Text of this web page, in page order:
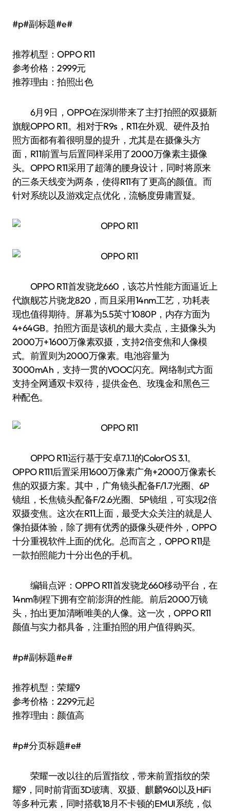
#p#副标题#e#
推荐机型：OPPO R11
参考价格：2999元
推荐理由：拍照出色
6月9日，OPPO在深圳带来了主打拍照的双摄新
旗舰OPPO R11。相对于R9s，R11在外观、硬件及拍
照方面都有着很明显的提升，尤其是在摄像头方
面，R11前置与后置同样采用了2000万像素主摄像
头。OPPO R11采用了超薄的腰身设计，同时将原来
的三条天线变为两条，使得R11有了更高的颜值。而
针对系统以及游戏定点优化，流畅度毋庸置疑。
OPPO R11首发骁龙660，该芯片性能方面逼近上
代旗舰芯片骁龙820，而且采用14nm工艺，功耗表
现也值得期待。屏幕为5.5英寸1080P，内存方面为
4+64GB。拍照方面是该机的最大卖点，主摄像头为
2000万+1600万像素双摄，支持2倍变焦和人像模
式。前置则为2000万像素。电池容量为
3000mAh，支持一贯的VOOC闪充。网络制式方面
支持全网通双卡双待，提供金色、玫瑰金和黑色三
种配色。
OPPO R11运行基于安卓7.1.1的ColorOS 3.1。
OPPO R111后置采用1600万像素广角+2000万像素长
焦的双摄方案。其中，广角镜头配备F/1.7光圈、6P
镜组，长焦镜头配备F/2.6光圈、5P镜组，可实现2倍
双摄变焦。这次在R11上面，最受大众关注的就是人
像拍摄体验，除了拥有优秀的摄像头硬件外，OPPO
十分重视软件上面的优化。总而言之，OPPO R11是
一款拍照能力十分出色的手机。
编辑点评：OPPO R11首发骁龙660移动平台，在
14nm制程下拥有空前澎湃的性能。前后2000万镜
头，拍出更加清晰唯美的人像。这一次，OPPO R11
颜值与实力都具备，注重拍照的用户值得购买。
#p#副标题#e#
推荐机型：荣耀9
参考价格：2299元起
推荐理由：颜值高
#p#分页标题#e#
荣耀一改以往的后置指纹，带来前置指纹的荣
耀9，同时前背面3D玻璃、双摄、麒麟960以及HiFi
等多种元素，同时搭载18月不卡顿的EMUI系统，似